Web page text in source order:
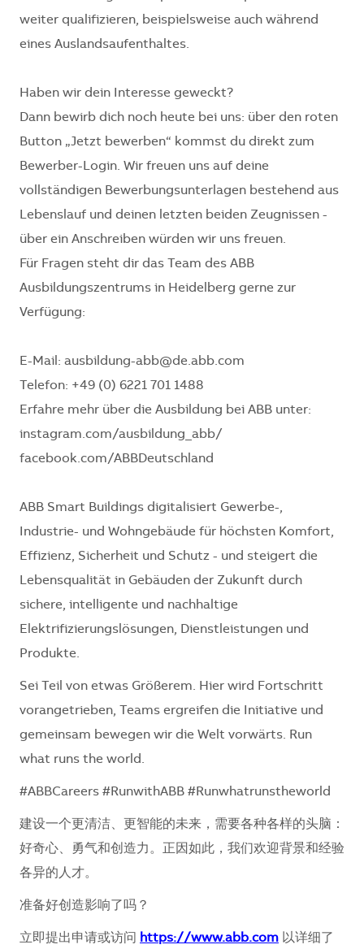
weiter qualifizieren, beispielsweise auch während
eines Auslandsaufenthaltes.
Haben wir dein Interesse geweckt?
Dann bewirb dich noch heute bei uns: über den roten
Button „Jetzt bewerben“ kommst du direkt zum
Bewerber-Login. Wir freuen uns auf deine
vollständigen Bewerbungsunterlagen bestehend aus
Lebenslauf und deinen letzten beiden Zeugnissen -
über ein Anschreiben würden wir uns freuen.
Für Fragen steht dir das Team des ABB
Ausbildungszentrums in Heidelberg gerne zur
Verfügung:
E-Mail: ausbildung-abb@de.abb.com
Telefon: +49 (0) 6221 701 1488
Erfahre mehr über die Ausbildung bei ABB unter:
instagram.com/ausbildung_abb/
facebook.com/ABBDeutschland
ABB Smart Buildings digitalisiert Gewerbe-,
Industrie- und Wohngebäude für höchsten Komfort,
Effizienz, Sicherheit und Schutz - und steigert die
Lebensqualität in Gebäuden der Zukunft durch
sichere, intelligente und nachhaltige
Elektrifizierungslösungen, Dienstleistungen und
Produkte.
Sei Teil von etwas Größerem. Hier wird Fortschritt
vorangetrieben, Teams ergreifen die Initiative und
gemeinsam bewegen wir die Welt vorwärts. Run
what runs the world.
#ABBCareers #RunwithABB #Runwhatrunstheworld
建设一个更清洁、更智能的未来，需要各种各样的头脑：
好奇心、勇气和创造力。正因如此，我们欢迎背景和经验
各异的人才。
准备好创造影响了吗？
立即提出申请或访问 https://www.abb.com 以详细了